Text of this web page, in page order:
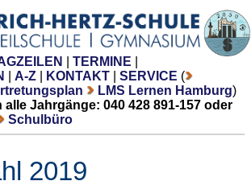
TERMINE
A-Z KONTAKT SERVICE (
LMS Lernen Hamburg)
Jahrgänge: 040 428 891-157 oder
Schulbüro
2019